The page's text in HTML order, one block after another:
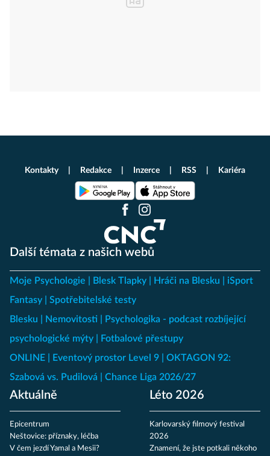
Další témata z našich webů
Moje Psychologie Blesk Tlapky Hráči na Blesku
iSport
Fantasy
Spotřebitelské testy
Blesku
Nemovitosti
Psychologika - podcast rozbíjející
psychologické mýty
Fotbalové přestupy
ONLINE
Eventový prostor Level 9
OKTAGON 92:
Szabová vs. Pudilová
Chance Liga 2026/27
Aktuálně
Epicentrum
Neštovice: příznaky, léčba
V čem jezdí Yamal a Mesii?
Léto 2026
Karlovarský filmový festival
2026
Znamení, že jste potkali někoho
Kontakty Redakce Inzerce RSS Kariéra